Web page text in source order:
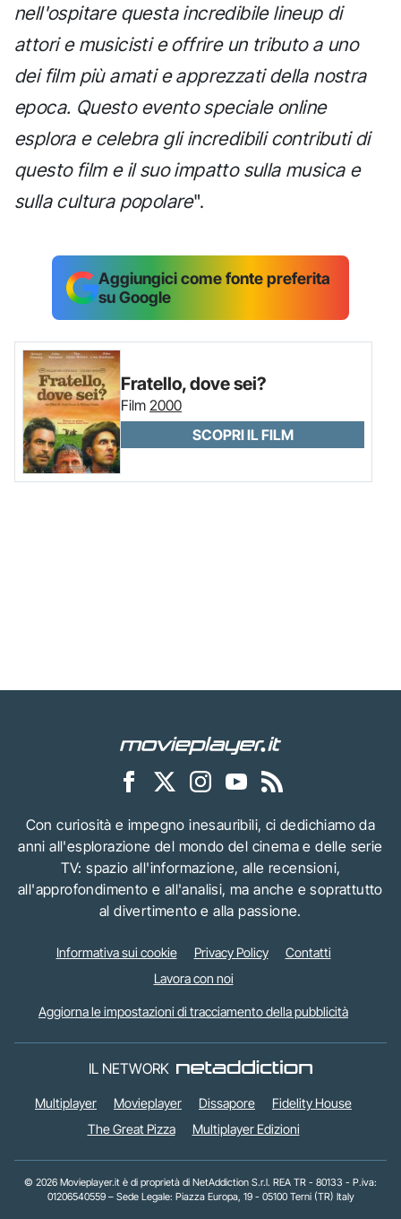
nell'ospitare questa incredibile lineup di
attori e musicisti e offrire un tributo a uno
dei film più amati e apprezzati della nostra
epoca. Questo evento speciale online
esplora e celebra gli incredibili contributi di
questo film e il suo impatto sulla musica e
sulla cultura popolare".
Aggiungici come fonte preferita
su Google
Fratello, dove sei?
Film 2000
SCOPRI IL FILM
Con curiosità e impegno inesauribili, ci dedichiamo da
anni all'esplorazione del mondo del cinema e delle serie
TV: spazio all'informazione, alle recensioni,
all'approfondimento e all'analisi, ma anche e soprattutto
al divertimento e alla passione.
Informativa sui cookie Privacy Policy
Contatti
Lavora con noi
Aggiorna le impostazioni di tracciamento della pubblicità
IL NETWORK
Multiplayer Movieplayer Dissapore
Fidelity House
The Great Pizza
Multiplayer Edizioni
© 2026 Movieplayer.it è di proprietà di NetAddiction S.r.l. REA TR - 80133 - P.iva:
01206540559 – Sede Legale: Piazza Europa, 19 - 05100 Terni (TR) Italy